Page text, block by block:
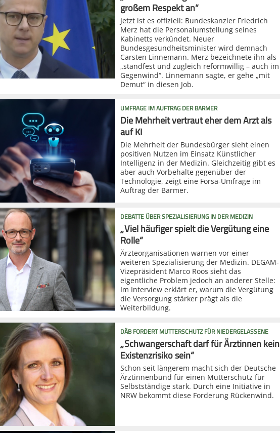
großem Respekt an“
Jetzt ist es offiziell: Bundeskanzler Friedrich
Merz hat die Personalumstellung seines
Kabinetts verkündet. Neuer
Bundesgesundheitsminister wird demnach
Carsten Linnemann. Merz bezeichnete ihn als
„standfest und zugleich reformwillig – auch im
Gegenwind“. Linnemann sagte, er gehe „mit
Demut“ in diesen Job.
UMFRAGE IM AUFTRAG DER BARMER
Die Mehrheit vertraut eher dem Arzt als
auf KI
Die Mehrheit der Bundesbürger sieht einen
positiven Nutzen im Einsatz Künstlicher
Intelligenz in der Medizin. Gleichzeitig gibt es
aber auch Vorbehalte gegenüber der
Technologie, zeigt eine Forsa-Umfrage im
Auftrag der Barmer.
DEBATTE ÜBER SPEZIALISIERUNG IN DER MEDIZIN
„Viel häufiger spielt die Vergütung eine
Rolle“
Ärzteorganisationen warnen vor einer
weiteren Spezialisierung der Medizin. DEGAM-
Vizepräsident Marco Roos sieht das
eigentliche Problem jedoch an anderer Stelle:
Im Interview erklärt er, warum die Vergütung
die Versorgung stärker prägt als die
Weiterbildung.
DÄB FORDERT MUTTERSCHUTZ FÜR NIEDERGELASSENE
„Schwangerschaft darf für Ärztinnen kein
Existenzrisiko sein“
Schon seit längerem macht sich der Deutsche
Ärztinnenbund für einen Mutterschutz für
Selbstständige stark. Durch eine Initiative in
NRW bekommt diese Forderung Rückenwind.